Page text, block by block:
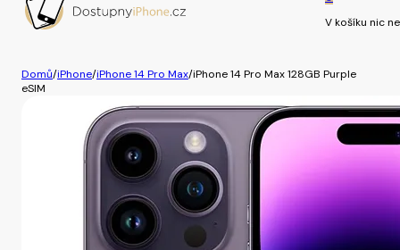
V košíku nic
Domů/iPhone/iPhone 14 Pro Max/iPhone 14 Pro Max 128GB Purple
eSIM